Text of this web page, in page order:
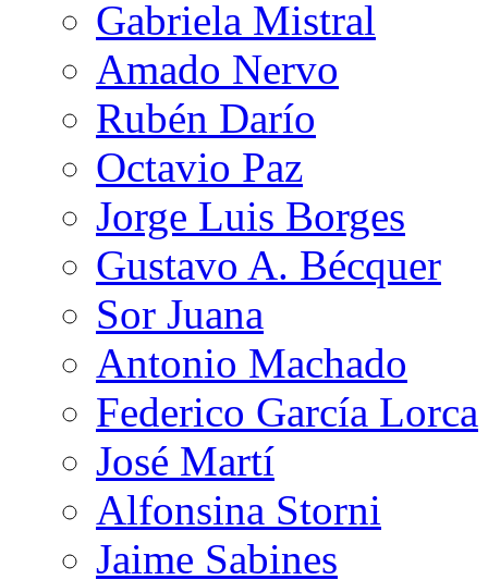
Gabriela Mistral
Amado Nervo
Rubén Darío
Octavio Paz
Jorge Luis Borges
Gustavo A. Bécquer
Sor Juana
Antonio Machado
Federico García Lorca
José Martí
Alfonsina Storni
Jaime Sabines